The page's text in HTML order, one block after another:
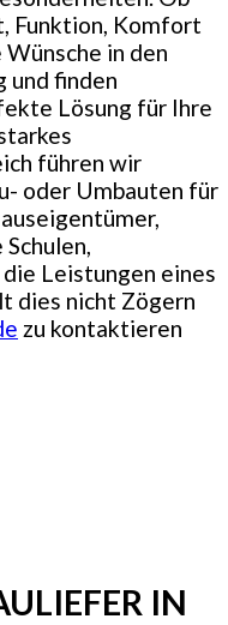
Funktion, Komfort
in den
und finden
Lösung für Ihre
führen wir
oder Umbauten für
die Leistungen eines
dies nicht Zögern
zu kontaktieren
IN